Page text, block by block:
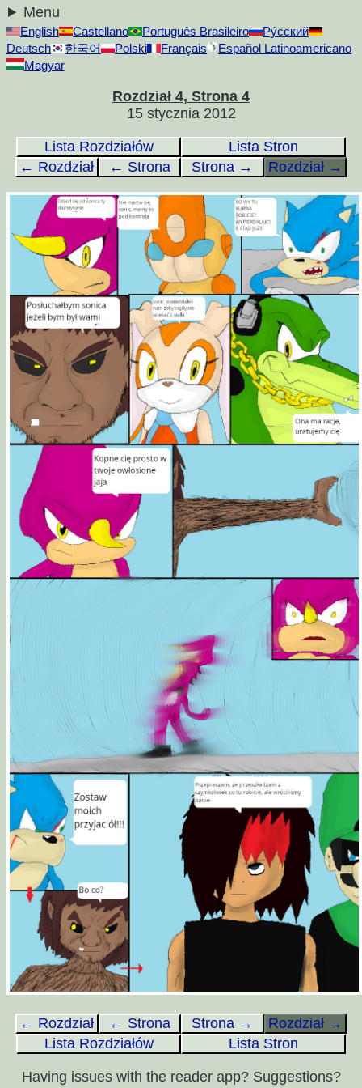
English Castellano Português Brasileiro
Ру́сский
Deutsch
한국어 Polski Français
Español Latinoamericano
Magyar
Rozdział 4, Strona 4
15 stycznia 2012
Lista Rozdziałów
Lista Stron
← Rozdział
← Strona Strona → Rozdział →
← Rozdział ← Strona Strona →
Rozdział →
Lista Rozdziałów
Lista Stron
Having issues with the reader app? Suggestions?
Menu